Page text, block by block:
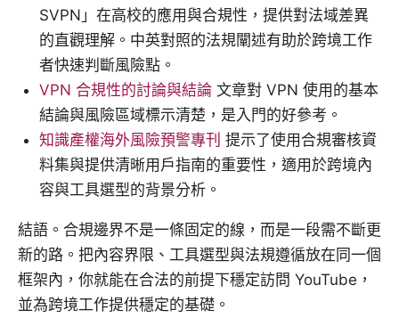
SVPN」在高校的應用與合規性，提供對法域差異
的直觀理解。中英對照的法規闡述有助於跨境工作
者快速判斷風險點。
VPN 合規性的討論與結論 文章對 VPN 使用的基本
結論與風險區域標示清楚，是入門的好參考。
知識產權海外風險預警專刊 提示了使用合規審核資
料集與提供清晰用戶指南的重要性，適用於跨境內
容與工具選型的背景分析。
結語。合規邊界不是一條固定的線，而是一段需不斷更
新的路。把內容界限、工具選型與法規遵循放在同一個
框架內，你就能在合法的前提下穩定訪問 YouTube，
並為跨境工作提供穩定的基礎。